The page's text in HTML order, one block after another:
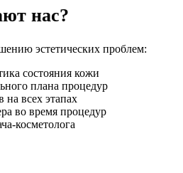
нас?
эстетических проблем:
состояния кожи
плана процедур
на всех этапах
во время процедур
косметолога